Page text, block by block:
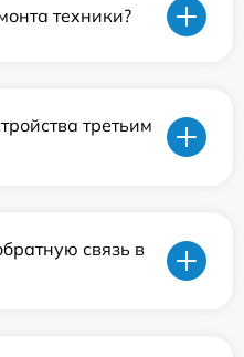
техники?
третьим
связь в